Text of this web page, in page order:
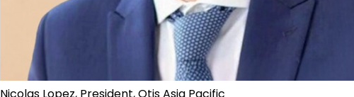
Nicolas Lopez, President, Otis Asia Pacific